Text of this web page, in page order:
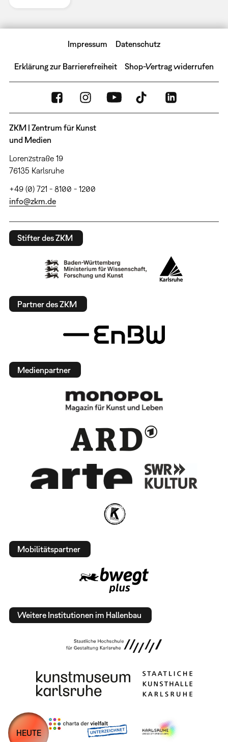
Impressum Datenschutz
Erklärung zur Barrierefreiheit Shop-Vertrag widerrufen
ZKM | Zentrum für Kunst
und Medien
Lorenzstraße 19
76135 Karlsruhe
+49 (0) 721 - 8100 - 1200
info@zkm.de
Stifter des ZKM
Partner des ZKM
Medienpartner
Mobilitätspartner
Weitere Institutionen im Hallenbau
HEUTE